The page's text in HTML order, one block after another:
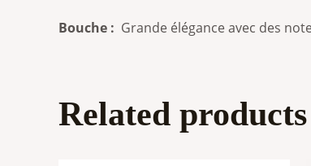
Bouche : Grande élégance avec des
Related products